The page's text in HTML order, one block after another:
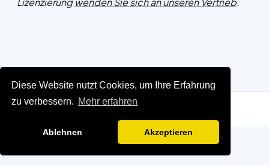
Diese Website nutzt Cookies, um Ihre Erfahrung
zu verbessern. Mehr erfahren
Ablehnen Akzeptieren